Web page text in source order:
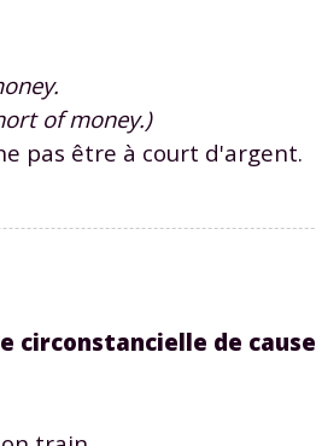
of money.)
pas être à court d'argent.
circonstancielle de cause